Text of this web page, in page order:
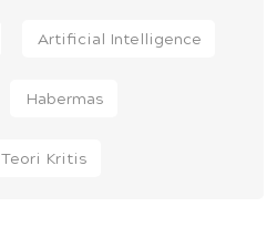
Artificial Intelligence
Habermas
Teori Kritis